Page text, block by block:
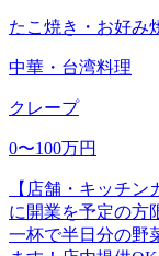
たこ焼き・お好み
中華・台湾料理
クレープ
0〜100万円
【店舗・キッチ
に開業を予定
一杯で半日分の野